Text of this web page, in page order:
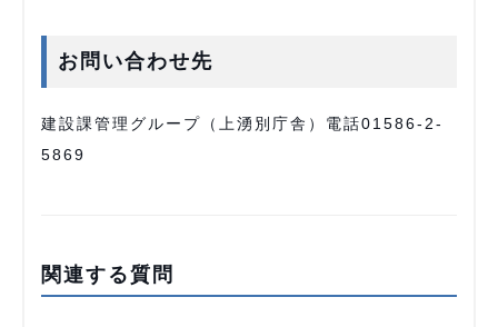
お問い合わせ先
建設課管理グループ（上湧別庁舎）電話01586-2-
5869
関連する質問